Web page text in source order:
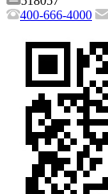
400-666-4000